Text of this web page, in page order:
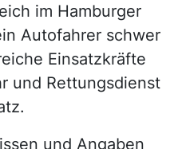
im Hamburger
Autofahrer schwer
Einsatzkräfte
und Rettungsdienst
und Angaben